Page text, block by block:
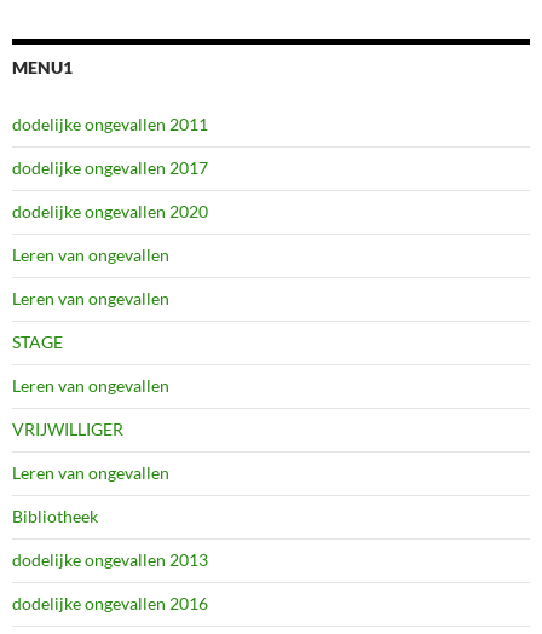
MENU1
dodelijke ongevallen 2011
dodelijke ongevallen 2017
dodelijke ongevallen 2020
Leren van ongevallen
Leren van ongevallen
STAGE
Leren van ongevallen
VRIJWILLIGER
Leren van ongevallen
Bibliotheek
dodelijke ongevallen 2013
dodelijke ongevallen 2016